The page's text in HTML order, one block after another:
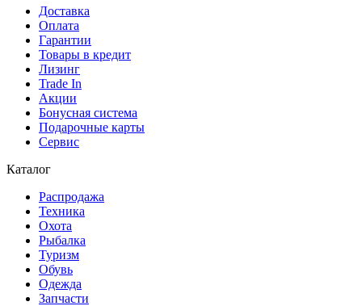
Доставка
Оплата
Гарантии
Товары в кредит
Лизинг
Trade In
Акции
Бонусная система
Подарочные карты
Сервис
Каталог
Распродажа
Техника
Охота
Рыбалка
Туризм
Обувь
Одежда
Запчасти